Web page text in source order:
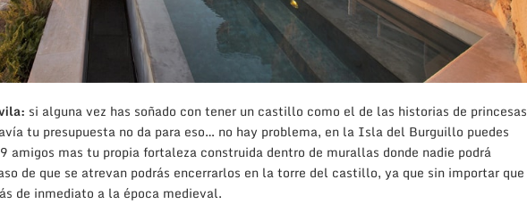
si alguna vez has soñado con tener un castillo como el de las historias de princesas
tu presupuesta no da para eso… no hay problema, en la Isla del Burguillo puedes
amigos mas tu propia fortaleza construida dentro de murallas donde nadie podrá
de que se atrevan podrás encerrarlos en la torre del castillo, ya que sin importar que
de inmediato a la época medieval.